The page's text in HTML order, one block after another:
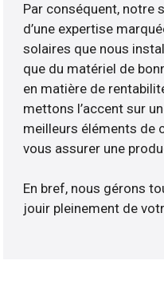
Par conséquent, notre
d’une expertise
solaires que nous
que du matériel de
en matière de
mettons l’accent sur
meilleurs éléments de
vous assurer une
En bref, nous gérons
jouir pleinement de